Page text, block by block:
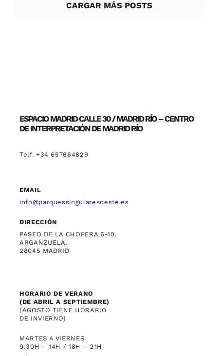
CARGAR MÁS POSTS
ESPACIO MADRID CALLE 30 / MADRID RÍO – CENTRO
DE INTERPRETACIÓN DE MADRID RÍO
Telf. +34 657664829
EMAIL
info@parquessingularesoeste.es
DIRECCIÓN
PASEO DE LA CHOPERA 6-10,
ARGANZUELA,
28045 MADRID
HORARIO DE VERANO
(DE ABRIL A SEPTIEMBRE)
(AGOSTO TIENE HORARIO
DE INVIERNO)
MARTES A VIERNES
9:30H – 14H / 18H – 21H